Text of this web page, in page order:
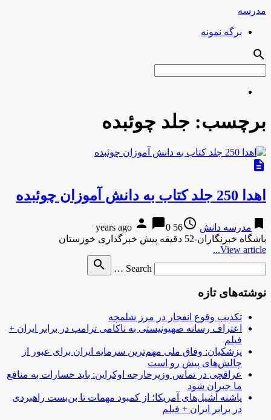
مدرسه
برگه نمونه
search
برچسب: جلد چوئبده
description
اهدا 250 جلد کتاب به دانش آموزان چوئبده
bookmark مدرسه دانش access_time
56 years ago
person chat_bubble0
باشگاه خبرنگاران-52 دقیقه پیش خبرگذاری خوزستان
View article...
Search …
search
نوشته‌های تازه
تکذیب وقوع انفجار در مرز شلمچه
اعتراف رسانه صهیونیستی به ناکامی ترامپ در برابر ایران +
فیلم
پزشکیان: وفاق ملی مهم‌ترین سرمایه ایران برای عبور از
چالش‌های پیش رو است
عراقچی در تماس وزیرخارجه اوکراین: باید خسارات به منافع
ما جبران شود
پاشنه آشیل‌های آمریکا؛ از کمبود مهمات تا بن‌بست راهبردی
در برابر ایران + فیلم